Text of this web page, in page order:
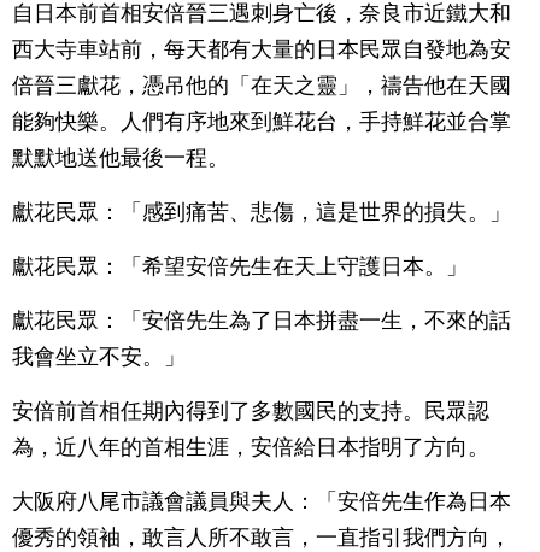
自日本前首相安倍晉三遇刺身亡後，奈良市近鐵大和
西大寺車站前，每天都有大量的日本民眾自發地為安
倍晉三獻花，憑吊他的「在天之靈」，禱告他在天國
能夠快樂。人們有序地來到鮮花台，手持鮮花並合掌
默默地送他最後一程。
獻花民眾：「感到痛苦、悲傷，這是世界的損失。」
獻花民眾：「希望安倍先生在天上守護日本。」
獻花民眾：「安倍先生為了日本拼盡一生，不來的話
我會坐立不安。」
安倍前首相任期內得到了多數國民的支持。民眾認
為，近八年的首相生涯，安倍給日本指明了方向。
大阪府八尾市議會議員與夫人：「安倍先生作為日本
優秀的領袖，敢言人所不敢言，一直指引我們方向，